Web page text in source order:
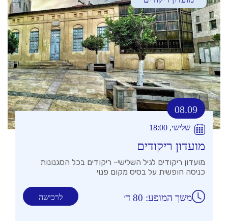
08.09
שלישי, 18:00
מועדון ריקודים
מועדון ריקודים לגיל השלישי- ריקודים בכל הסגנונות
כניסה חופשית על בסיס מקום פנוי
לרכישה משך המופע: 80 ד׳